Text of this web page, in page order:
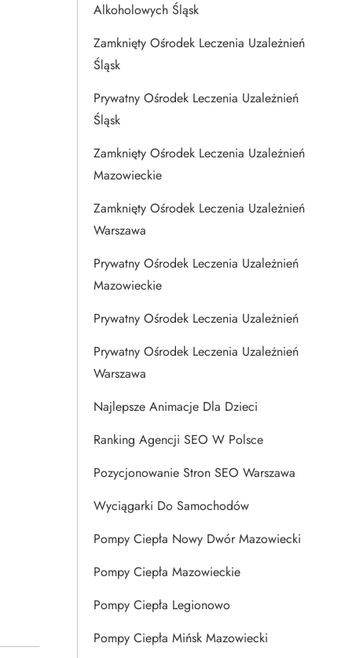
Alkoholowych Śląsk
Zamknięty Ośrodek Leczenia Uzależnień
Śląsk
Prywatny Ośrodek Leczenia Uzależnień
Śląsk
Zamknięty Ośrodek Leczenia Uzależnień
Mazowieckie
Zamknięty Ośrodek Leczenia Uzależnień
Warszawa
Prywatny Ośrodek Leczenia Uzależnień
Mazowieckie
Prywatny Ośrodek Leczenia Uzależnień
Prywatny Ośrodek Leczenia Uzależnień
Warszawa
Najlepsze Animacje Dla Dzieci
Ranking Agencji SEO W Polsce
Pozycjonowanie Stron SEO Warszawa
Wyciągarki Do Samochodów
Pompy Ciepła Nowy Dwór Mazowiecki
Pompy Ciepła Mazowieckie
Pompy Ciepła Legionowo
Pompy Ciepła Mińsk Mazowiecki